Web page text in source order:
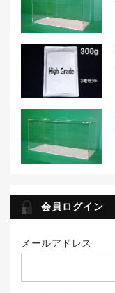
会員ログイン
メールアドレス